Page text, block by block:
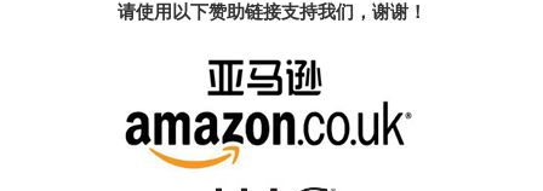
请使用以下赞助链接支持我们，谢谢！